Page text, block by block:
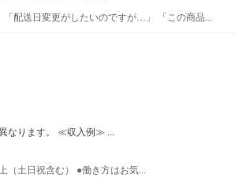
送日変更がしたいのですが…」 「この商品...
なります。 ≪収入例≫ ...
土日祝含む） ●働き方はお気...